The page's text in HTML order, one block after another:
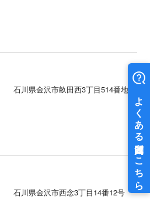
石川県金沢市畝田西3丁目514番地
石川県金沢市西念3丁目14番12号